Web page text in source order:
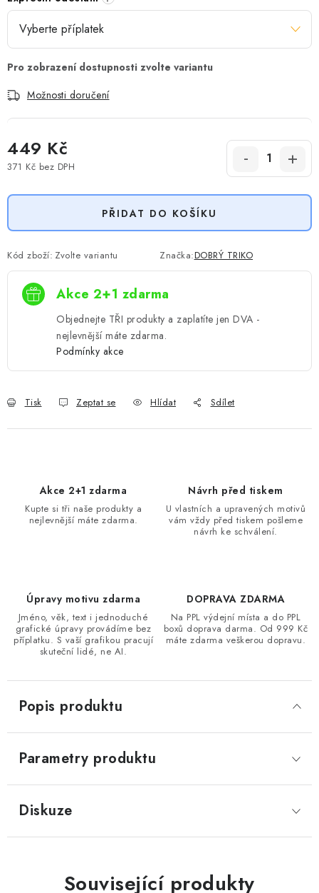
Možnosti doručení
449 Kč
371 Kč bez DPH
PŘIDAT DO KOŠÍKU
Kód zboží: Zvolte variantu Značka:DOBRÝ TRIKO
Akce 2+1 zdarma
Objednejte TŘI produkty a zaplatíte jen DVA -
nejlevnější máte zdarma.
Podmínky akce
Tisk Zeptat se Hlídat Sdílet
Akce 2+1 zdarma
Kupte si tři naše produkty a
nejlevnější máte zdarma.
Návrh před tiskem
U vlastních a upravených motivů
vám vždy před tiskem pošleme
návrh ke schválení.
Úpravy motivu zdarma
Jméno, věk, text i jednoduché
grafické úpravy provádíme bez
příplatku. S vaší grafikou pracují
skuteční lidé, ne AI.
DOPRAVA ZDARMA
Na PPL výdejní místa a do PPL
boxů doprava darma. Od 999 Kč
máte zdarma veškerou dopravu.
Popis produktu
Parametry produktu
Diskuze
Související produkty